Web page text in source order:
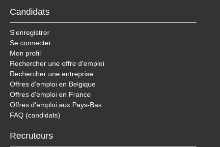
Candidats
S'enregistrer
Se connecter
Mon profil
Rechercher une offre d'emploi
Rechercher une entreprise
Offres d'emploi en Belgique
Offres d'emploi en France
Offres d'emploi aux Pays-Bas
FAQ (candidats)
Recruteurs